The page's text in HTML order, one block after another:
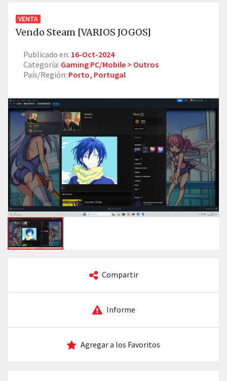
VENTA
Vendo Steam [VARIOS JOGOS]
Publicado en: 16-Oct-2024
Categoría: Gaming PC/Mobile > Outros
País/Región: Porto, Portugal
Compartir
Informe
Agregar a los Favoritos